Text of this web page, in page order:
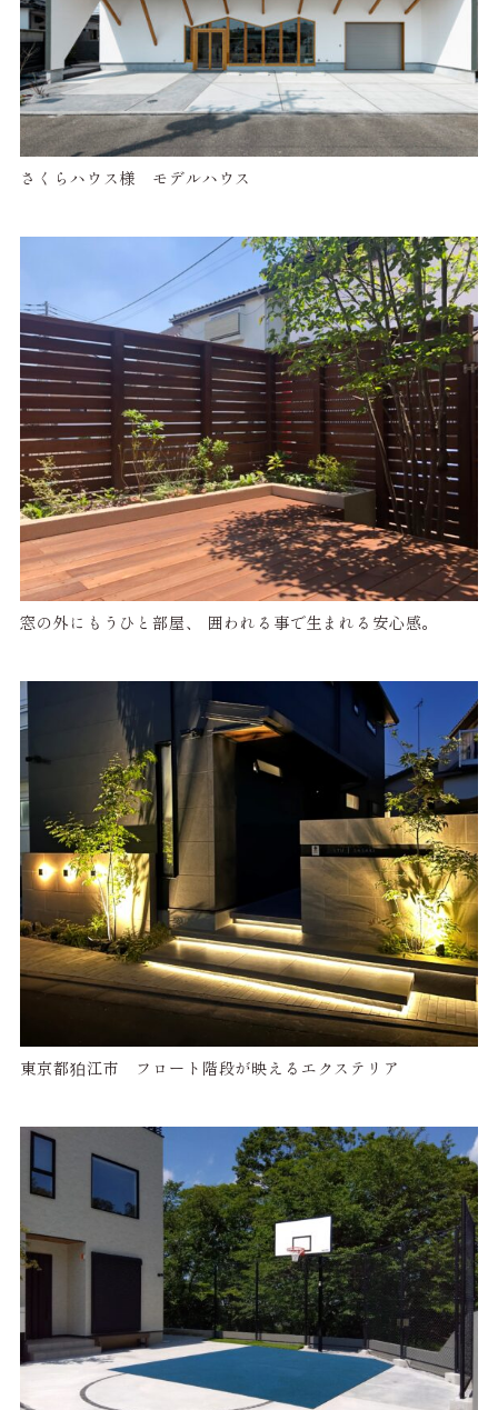
さくらハウス様 モデルハウス
窓の外にもうひと部屋、 囲われる事で生まれる安心感。
東京都狛江市 フロート階段が映えるエクステリア